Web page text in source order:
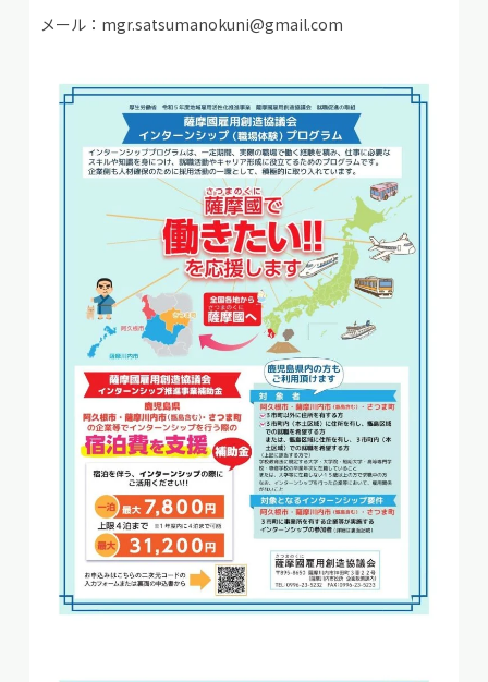
メール：mgr.satsumanokuni@gmail.com